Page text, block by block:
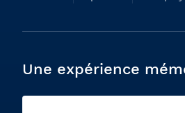
Une expérience